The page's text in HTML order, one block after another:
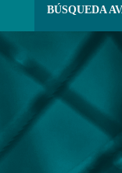
BÚSQUEDA